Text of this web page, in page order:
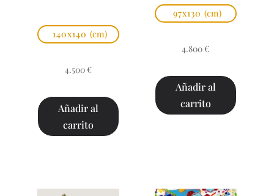
140x140 (cm)
4.500 €
Añadir al
carrito
97x130 (cm)
4.800 €
Añadir al
carrito